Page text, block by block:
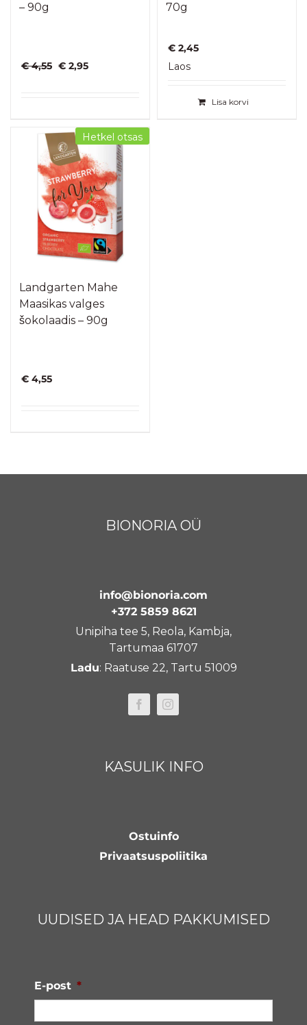
– 90g
€4,55 Algne
€ 2,95Praegune
70g
€ 2,45
Laos
Lisa korvi
Hetkel otsas
Landgarten Mahe
Maasikas valges
šokolaadis – 90g
€ 4,55
BIONORIA OÜ
info@bionoria.com
+372 5859 8621
Unipiha tee 5, Reola, Kambja,
Tartumaa 61707
Ladu: Raatuse 22, Tartu 51009
KASULIK INFO
Ostuinfo
Privaatsuspoliitika
UUDISED JA HEAD PAKKUMISED
E-post *